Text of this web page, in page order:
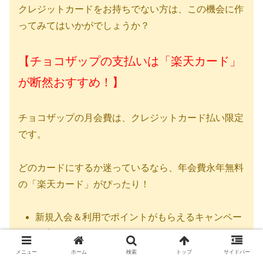
クレジットカードをお持ちでない方は、この機会に作
ってみてはいかがでしょうか？
【チョコザップの支払いは「楽天カード」
が断然おすすめ！】
チョコザップの月会費は、クレジットカード払い限定
です。
どのカードにするか迷っているなら、年会費永年無料
の「楽天カード」がぴったり！
新規入会＆利用でポイントがもらえるキャンペー
毎月の支払いで1%の楽天ポイントが貯まる！
メニュー ホーム 検索 トップ サイドバー